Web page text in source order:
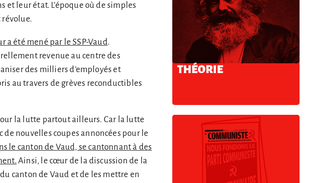
et leur état. L’époque où de simples
révolue.
a été mené par le SSP-Vaud.
revenue au centre des
des milliers d’employés et
au travers de grèves reconductibles
la lutte partout ailleurs. Car la lutte
de nouvelles coupes annoncées pour le
le canton de Vaud, se cantonnant à des
Ainsi, le cœur de la discussion de la
canton de Vaud et de les mettre en
THÉORIE